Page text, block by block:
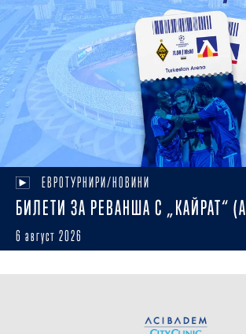
ЕВРОТУРНИРИ/НОВИНИ
БИЛЕТИ ЗА РЕВАНША С „КАЙРАТ“
6 август 2026